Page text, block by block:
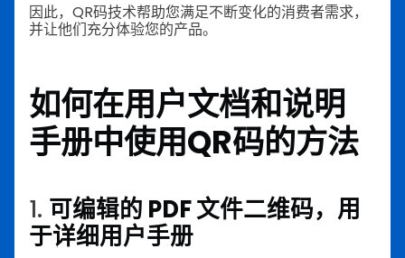
因此，QR码技术帮助您满足不断变化的消费者需求，
并让他们充分体验您的产品。
如何在用户文档和说明
手册中使用QR码的方法
1. 可编辑的 PDF 文件二维码，用
于详细用户手册